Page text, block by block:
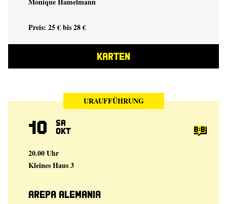
Preis: 25 € bis 28 €
KARTEN
URAUFFÜHRUNG
10 Sa
Okt
20.00 Uhr
Kleines Haus 3
Arepa Alemania